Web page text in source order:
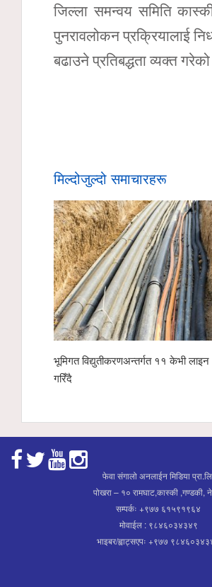
जिल्ला समन्वय समिति
पुनरावलोकन प्रक्रियालाई
बढाउने प्रतिबद्धता व्यक्त
मिल्दोजुल्दो समाचारहरू
अभियानलाई सहयोगः
४ सय केजी
पोखरा उद्योग वाणिज्य
फेवा संगालो अनलाईन मिडिया
पोखरा – १० रामघाट,कास्की ,गण्डकी,
सम्पर्कः +९७७ ६१५९१९६४
मोवाईल : ९८४६०३४३४९
भाइबर/ह्वाट्सएपः +९७७